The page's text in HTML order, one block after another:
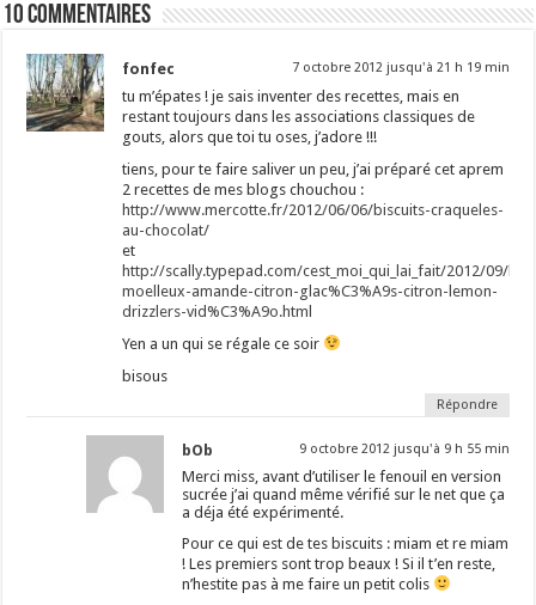
10 commentaires
fonfec 7 octobre 2012 jusqu'à 21 h 19 min
tu m’épates ! je sais inventer des recettes, mais en
restant toujours dans les associations classiques de
gouts, alors que toi tu oses, j’adore !!!
tiens, pour te faire saliver un peu, j’ai préparé cet aprem
2 recettes de mes blogs chouchou :
http://www.mercotte.fr/2012/06/06/biscuits-craqueles-
au-chocolat/
et
http://scally.typepad.com/cest_moi_qui_lai_fait/2012/09/
moelleux-amande-citron-glac%C3%A9s-citron-lemon-
drizzlers-vid%C3%A9o.html
Yen a un qui se régale ce soir
bisous
Répondre
bOb 9 octobre 2012 jusqu'à 9 h 55 min
Merci miss, avant d’utiliser le fenouil en version
sucrée j’ai quand même vérifié sur le net que ça
a déja été expérimenté.
Pour ce qui est de tes biscuits : miam et re miam
! Les premiers sont trop beaux ! Si il t’en reste,
n’hestite pas à me faire un petit colis